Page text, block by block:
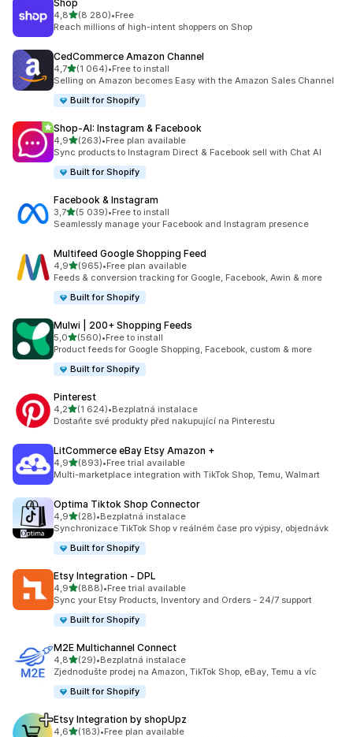
Shop
4,8z 5 hvězd
(8 280)
Celkový počet recenzí: 8280
•Free
Reach millions of high-intent shoppers on Shop
CedCommerce Amazon Channel
4,7z 5 hvězd
(1 064)
Celkový počet recenzí: 1064
•Free to install
Selling on Amazon becomes Easy with the Amazon Sales Channel
Built for Shopify
Shop‑AI: Instagram & Facebook
4,9z 5 hvězd
(263)
Celkový počet recenzí: 263
•Free plan available
Sync products to Instagram Direct & Facebook sell with Chat AI
Built for Shopify
Facebook & Instagram
3,7z 5 hvězd
(5 039)
Celkový počet recenzí: 5039
•Free to install
Seamlessly manage your Facebook and Instagram presence
Multifeed Google Shopping Feed
4,9z 5 hvězd
(965)
Celkový počet recenzí: 965
•Free plan available
Feeds & conversion tracking for Google, Facebook, Awin & more
Built for Shopify
Mulwi | 200+ Shopping Feeds
5,0z 5 hvězd
(560)
Celkový počet recenzí: 560
•Free to install
Product feeds for Google Shopping, Facebook, custom & more
Built for Shopify
Pinterest
4,2z 5 hvězd
(1 624)
Celkový počet recenzí: 1624
•Bezplatná instalace
Dostaňte své produkty před nakupující na Pinterestu
LitCommerce eBay Etsy Amazon +
4,9z 5 hvězd
(893)
Celkový počet recenzí: 893
•Free trial available
Multi-marketplace integration with TikTok Shop, Temu, Walmart
Optima Tiktok Shop Connector
4,9z 5 hvězd
(28)
Celkový počet recenzí: 28
•Bezplatná instalace
Synchronizace TikTok Shop v reálném čase pro výpisy, objednávk
Built for Shopify
Etsy Integration ‑ DPL
4,9z 5 hvězd
(888)
Celkový počet recenzí: 888
•Free trial available
Sync your Etsy Products, Inventory and Orders - 24/7 support
Built for Shopify
M2E Multichannel Connect
4,8z 5 hvězd
(29)
Celkový počet recenzí: 29
•Bezplatná instalace
Zjednodušte prodej na Amazon, TikTok Shop, eBay, Temu a víc
Built for Shopify
Etsy Integration by shopUpz
4,6z 5 hvězd
(183)•Free plan available